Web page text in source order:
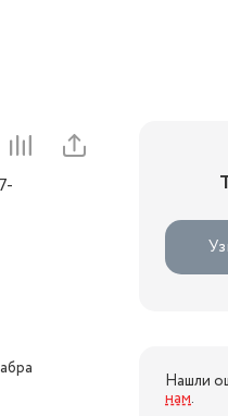
Нашли
нам.